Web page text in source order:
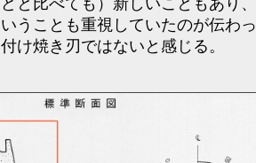
と比べても）新しいこともあり
うことも重視していたのが伝わ
け焼き刃ではないと感じる。